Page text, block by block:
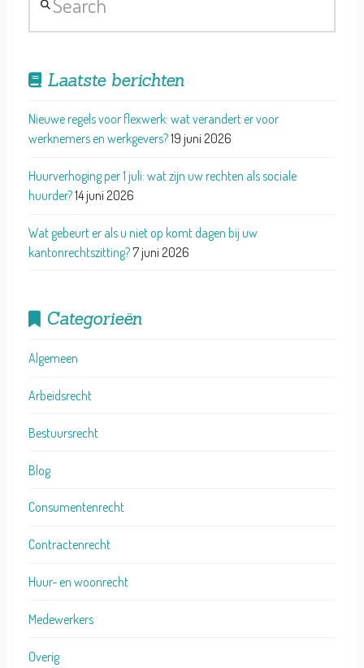
Laatste berichten
Nieuwe regels voor flexwerk: wat verandert er voor
werknemers en werkgevers?19 juni 2026
Huurverhoging per 1 juli: wat zijn uw rechten als sociale
huurder?14 juni 2026
Wat gebeurt er als u niet op komt dagen bij uw
kantonrechtszitting?7 juni 2026
Categorieën
Algemeen
Arbeidsrecht
Bestuursrecht
Blog
Consumentenrecht
Contractenrecht
Huur- en woonrecht
Medewerkers
Overig